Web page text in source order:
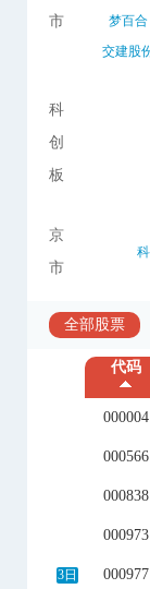
市
梦百合
交建股
科
创
板
京
市
全部股票
代码
000004
000566
000838
000973
3日 000977